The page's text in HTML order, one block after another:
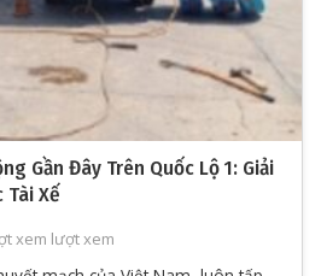
Gần Đây Trên Quốc Lộ 1: Giải
Tài Xế
xem lượt xem